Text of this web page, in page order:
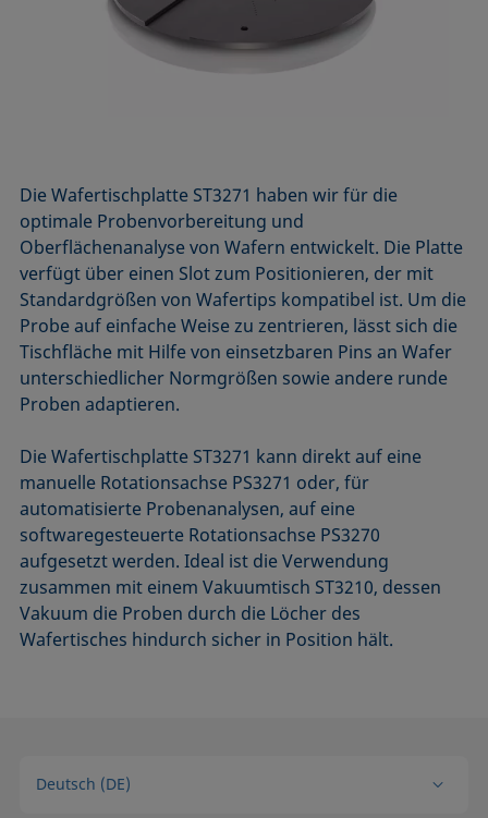
Die Wafertischplatte ST3271 haben wir für die
optimale Probenvorbereitung und
Oberflächenanalyse von Wafern entwickelt. Die Platte
verfügt über einen Slot zum Positionieren, der mit
Standardgrößen von Wafertips kompatibel ist. Um die
Probe auf einfache Weise zu zentrieren, lässt sich die
Tischfläche mit Hilfe von einsetzbaren Pins an Wafer
unterschiedlicher Normgrößen sowie andere runde
Proben adaptieren.
Die Wafertischplatte ST3271 kann direkt auf eine
manuelle Rotationsachse PS3271 oder, für
automatisierte Probenanalysen, auf eine
softwaregesteuerte Rotationsachse PS3270
aufgesetzt werden. Ideal ist die Verwendung
zusammen mit einem Vakuumtisch ST3210, dessen
Vakuum die Proben durch die Löcher des
Wafertisches hindurch sicher in Position hält.
Deutsch (DE)